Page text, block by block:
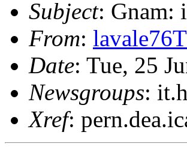
Subject: Gnam:
From:
Date: Tue, 25
Newsgroups:
Xref: